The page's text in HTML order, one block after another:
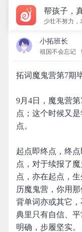
帮孩子，
少壮不努力，
小拓班长
祖国不会忘记
拓词魔鬼营第7期
9月4日，魔鬼营
点；这个时候又
点。
起点即终点，终
点，对于续报了
点，亦在起点，
历魔鬼营，你用
背单词亦或其它
典里只有自信、
明确，步履坚实。